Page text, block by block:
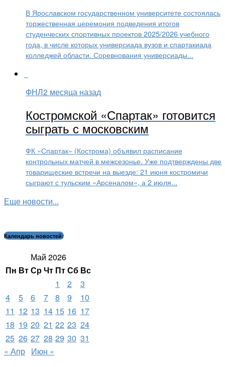
В Ярославском государственном университете состоялась
торжественная церемония подведения итогов
студенческих спортивных проектов 2025/2026 учебного
года, в числе которых универсиада вузов и спартакиада
колледжей области. Соревнования универсиады...
ФНЛ2 месяца назад
Костромской «Спартак» готовится
сыграть с московским
ФК «Спартак» (Кострома) объявил расписание
контрольных матчей в межсезонье. Уже подтверждены две
товарищеские встречи на выезде: 21 июня костромичи
сыграют с тульским «Арсеналом», а 2 июля...
Еще новости...
Календарь новостей:
Май 2026
Пн ВтСрЧт ПтСб Вс
1
2
3
4
5 6 7 8 9
10
11 12 13 14 15 16 17
18 19 20 21 22 23 24
25 26 27 28 29 30 31
« Апр Июн »